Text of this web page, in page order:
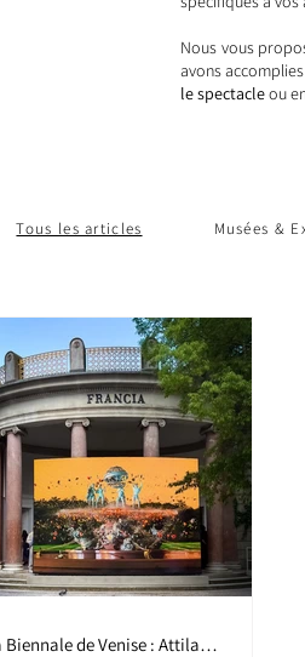
Nous vous
avons
le spectacleou
Tous les articles Musées &
Biennale de Venise : Attila